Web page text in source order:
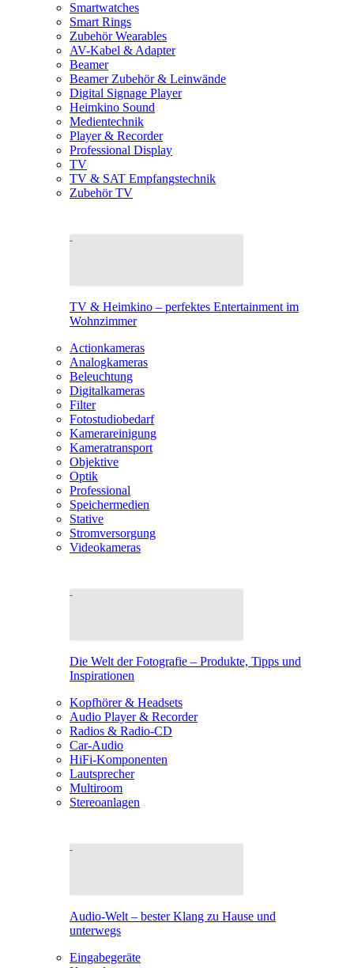
Smartwatches
Smart Rings
Zubehör Wearables
AV-Kabel & Adapter
Beamer
Beamer Zubehör & Leinwände
Digital Signage Player
Heimkino Sound
Medientechnik
Player & Recorder
Professional Display
TV
TV & SAT Empfangstechnik
Zubehör TV
TV & Heimkino – perfektes Entertainment im
Wohnzimmer
Actionkameras
Analogkameras
Beleuchtung
Digitalkameras
Filter
Fotostudiobedarf
Kamerareinigung
Kameratransport
Objektive
Optik
Professional
Speichermedien
Stative
Stromversorgung
Videokameras
Die Welt der Fotografie – Produkte, Tipps und
Inspirationen
Kopfhörer & Headsets
Audio Player & Recorder
Radios & Radio-CD
Car-Audio
HiFi-Komponenten
Lautsprecher
Multiroom
Stereoanlagen
Audio-Welt – bester Klang zu Hause und
unterwegs
Eingabegeräte